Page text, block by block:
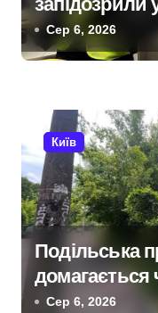
недбалості
після
Сер 6, 2026
Київ
Подільська
домагається
прав
Сер 6, 2026